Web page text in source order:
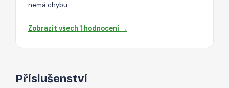
nemá chybu.
Zobrazit všech 1 hodnocení →
Příslušenství